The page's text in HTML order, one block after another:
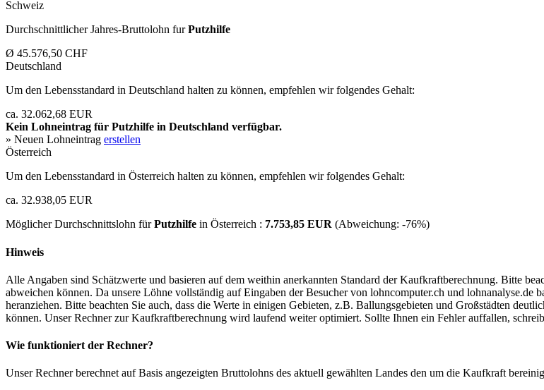
Schweiz
Durchschnittlicher Jahres-Bruttolohn furPutzhilfe
Ø 45.576,50 CHF
Deutschland
Um den Lebensstandard in Deutschland halten zu können, empfehlen wir folgendes Gehalt:
ca. 32.062,68 EUR
Kein Lohneintrag für Putzhilfe in Deutschland verfügbar.
» Neuen Lohneintrag erstellen
Österreich
Um den Lebensstandard in Österreich halten zu können, empfehlen wir folgendes Gehalt:
ca. 32.938,05 EUR
Möglicher Durchschnittslohn fürPutzhilfe in Österreich : 7.753,85 EUR (Abweichung: -76%)
Hinweis
Alle Angaben sind Schätzwerte und basieren auf dem weithin anerkannten Standard der Kaufkraftberechnung. Bitte
abweichen können. Da unsere Löhne vollständig auf Eingaben der Besucher von lohncomputer.ch und
heranziehen. Bitte beachten Sie auch, dass die Werte in einigen Gebieten, z.B. Ballungsgebieten und Großstädten
können. Unser Rechner zur Kaufkraftberechnung wird laufend weiter optimiert. Sollte Ihnen ein Fehler auffallen,
Wie funktioniert der Rechner?
Unser Rechner berechnet auf Basis angezeigten Bruttolohns des aktuell gewählten Landes den um die Kaufkraft